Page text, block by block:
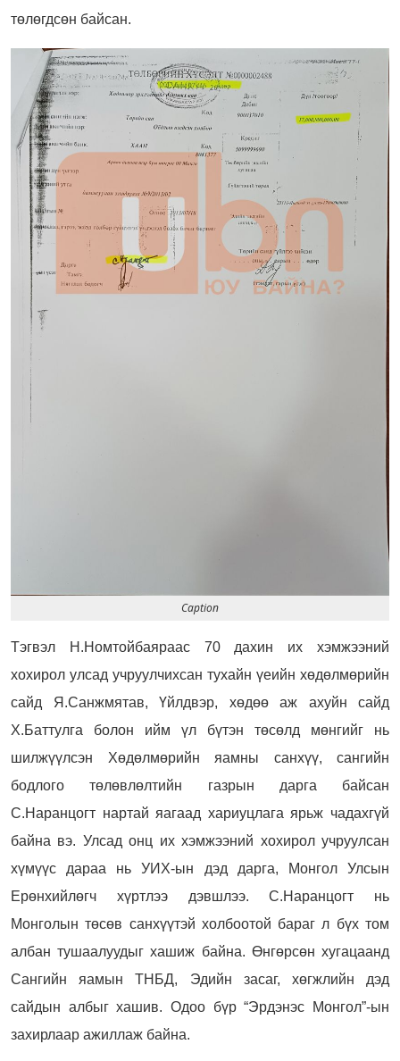
төлөгдсөн байсан.
Caption
Тэгвэл Н.Номтойбаяраас 70 дахин их хэмжээний
хохирол улсад учруулчихсан тухайн үеийн хөдөлмөрийн
сайд Я.Санжмятав, Үйлдвэр, хөдөө аж ахуйн сайд
Х.Баттулга болон ийм үл бүтэн төсөлд мөнгийг нь
шилжүүлсэн Хөдөлмөрийн яамны санхүү, сангийн
бодлого төлөвлөлтийн газрын дарга байсан
С.Наранцогт нартай яагаад хариуцлага ярьж чадахгүй
байна вэ. Улсад онц их хэмжээний хохирол учруулсан
хүмүүс дараа нь УИХ-ын дэд дарга, Монгол Улсын
Ерөнхийлөгч хүртлээ дэвшлээ. С.Наранцогт нь
Монголын төсөв санхүүтэй холбоотой бараг л бүх том
албан тушаалуудыг хашиж байна. Өнгөрсөн хугацаанд
Сангийн яамын ТНБД, Эдийн засаг, хөгжлийн дэд
сайдын албыг хашив. Одоо бүр “Эрдэнэс Монгол”-ын
захирлаар ажиллаж байна.